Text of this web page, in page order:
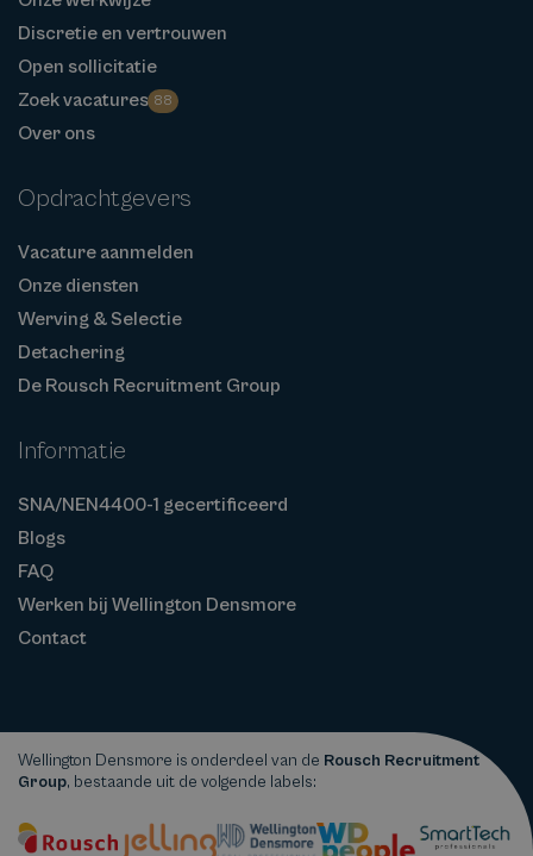
Discretie en vertrouwen
Open sollicitatie
Zoek vacatures 88
Over ons
Opdrachtgevers
Vacature aanmelden
Onze diensten
Werving & Selectie
Detachering
De Rousch Recruitment Group
Informatie
SNA/NEN4400-1 gecertificeerd
Blogs
FAQ
Werken bij Wellington Densmore
Contact
Wellington Densmore is onderdeel van de Rousch Recruitment
Group, bestaande uit de volgende labels: